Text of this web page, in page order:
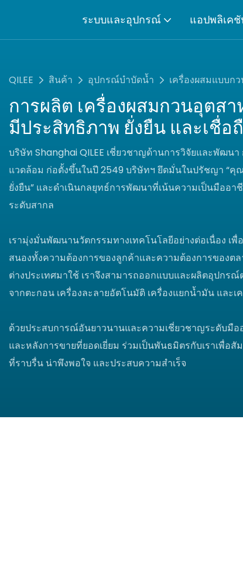
ระบบและอุปกรณ์ แอปพลิเค
QILEE สินค้า อุปกรณ์บำบัดน้ำ เครื่องผสมแบบก
การผลิต เครื่องผสมกวนอุตสา
มีประสิทธิภาพ ยั่งยืน และเชื่อ
บริษัท Shanghai QILEE เชี่ยวชาญด้านการวิจัยและพัฒน
แวดล้อม ก่อตั้งขึ้นในปี 2549 บริษัทฯ ยึดมั่นในปรัชญา “คุ
ยั่งยืน” และดำเนินกลยุทธ์การพัฒนาที่เน้นความเป็นมืออา
ระดับสากล
เรามุ่งมั่นพัฒนานวัตกรรมทางเทคโนโลยีอย่างต่อเนื่อง
สนองทั้งความต้องการของลูกค้าและความต้องการของต
ต่างประเทศมาใช้ เราจึงสามารถออกแบบและผลิตอุปกรณ์
จากตะกอน เครื่องละลายอัตโนมัติ เครื่องแยกน้ำมัน และเ
ด้วยประสบการณ์อันยาวนานและความเชี่ยวชาญระดับมื
และหลังการขายที่ยอดเยี่ยม ร่วมเป็นพันธมิตรกับเราเพื่อ
ที่ราบรื่น น่าพึงพอใจ และประสบความสำเร็จ